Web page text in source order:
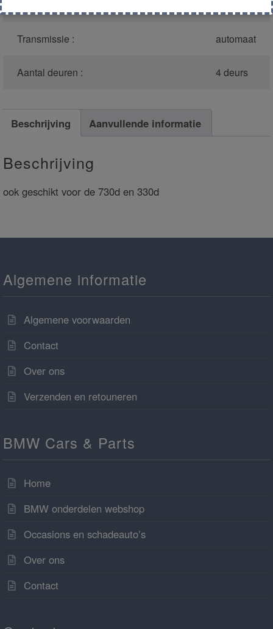
Transmissie : automaat
Aantal deuren : 4 deurs
Beschrijving Aanvullende informatie
Beschrijving
ook geschikt voor de 730d en 330d
Algemene informatie
Algemene voorwaarden
Contact
Over ons
Verzenden en retouneren
BMW Cars & Parts
Home
BMW onderdelen webshop
Occasions en schadeauto’s
Over ons
Contact